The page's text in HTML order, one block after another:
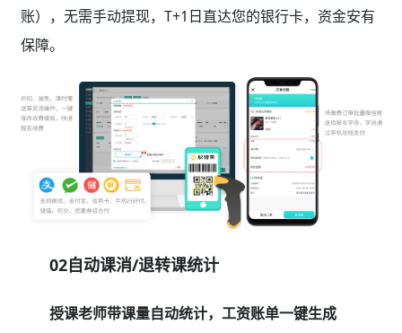
账），无需手动提现，T+1日直达您的银行卡，资金安有
保障。
02自动课消/退转课统计
授课老师带课量自动统计，工资账单一键生成